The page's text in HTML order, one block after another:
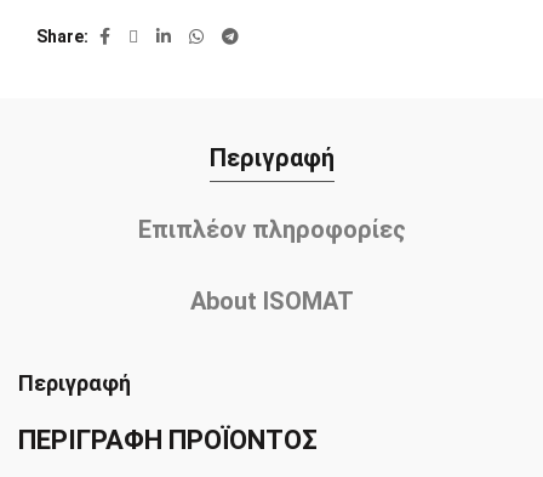
Share
Περιγραφή
Επιπλέον πληροφορίες
About ISOMAT
Περιγραφή
ΠΕΡΙΓΡΑΦΗ ΠΡΟΪΟΝΤΟΣ